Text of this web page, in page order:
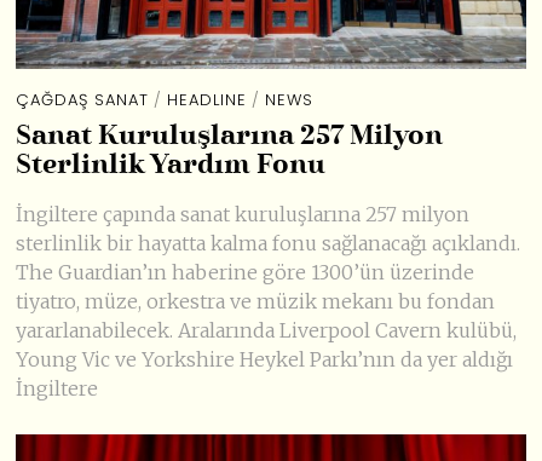
ÇAĞDAŞ SANAT / HEADLINE / NEWS
Sanat Kuruluşlarına 257 Milyon
Sterlinlik Yardım Fonu
İngiltere çapında sanat kuruluşlarına 257 milyon
sterlinlik bir hayatta kalma fonu sağlanacağı açıklandı.
The Guardian’ın haberine göre 1300’ün üzerinde
tiyatro, müze, orkestra ve müzik mekanı bu fondan
yararlanabilecek. Aralarında Liverpool Cavern kulübü,
Young Vic ve Yorkshire Heykel Parkı’nın da yer aldığı
İngiltere